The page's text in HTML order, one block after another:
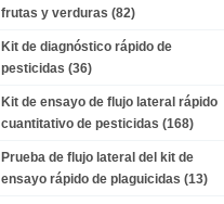
frutas y verduras (82)
Kit de diagnóstico rápido de
pesticidas (36)
Kit de ensayo de flujo lateral rápido
cuantitativo de pesticidas (168)
Prueba de flujo lateral del kit de
ensayo rápido de plaguicidas (13)